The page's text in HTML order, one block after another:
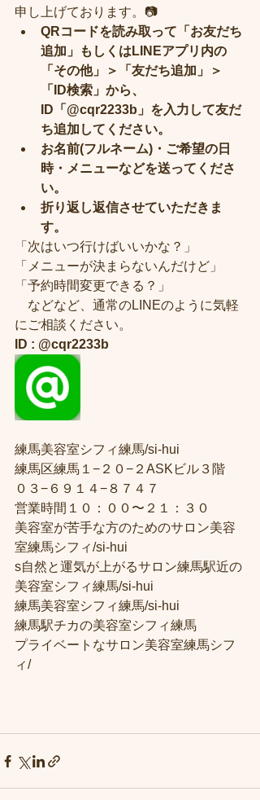
申し上げております。📷
QRコードを読み取って「お友だち
追加」​もしくはLINEアプリ内の
「その他」＞「友だち追加」＞
「ID検索」から、
ID「@cqr2233b」を入力して友だ
ち追加してください。​
お名前(フルネーム)・ご希望の日
時・メニューなどを送ってくださ
い。
折り返し返信させていただきま
す。
「次はいつ行けばいいかな？」
「メニューが決まらないんだけど」
「予約時間変更できる？」
などなど、通常のLINEのように気軽
にご相談ください。
ID : @cqr2233b
練馬美容室シフィ練馬/si-hui
練馬区練馬１−２０−２ASKビル３階
０３−６９１４−８７４７
営業時間１０：００〜２１：３０
美容室が苦手な方のためのサロン美容
室練馬シフィ/si-hui
s自然と運気が上がるサロン練馬駅近の
美容室シフィ練馬/si-hui
練馬美容室シフィ練馬/si-hui
練馬駅チカの美容室シフィ練馬
プライベートなサロン美容室練馬シフ
ィ/